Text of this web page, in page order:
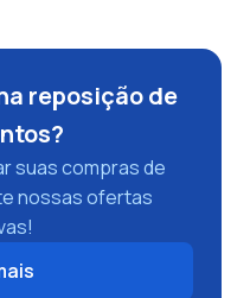
reposição de
suas compras de
nossas ofertas